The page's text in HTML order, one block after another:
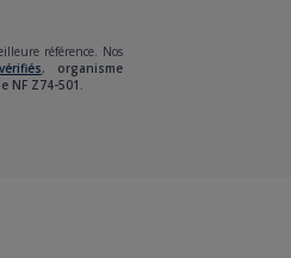
référence. Nos
, organisme
Z74-501.